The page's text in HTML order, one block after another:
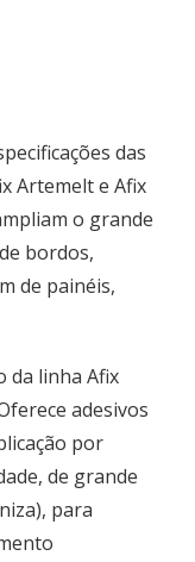
das
Artemelt e Afix
o grande
bordos,
de painéis,
da linha Afix
adesivos
por
de grande
para